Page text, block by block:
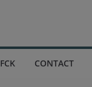
CONTACT